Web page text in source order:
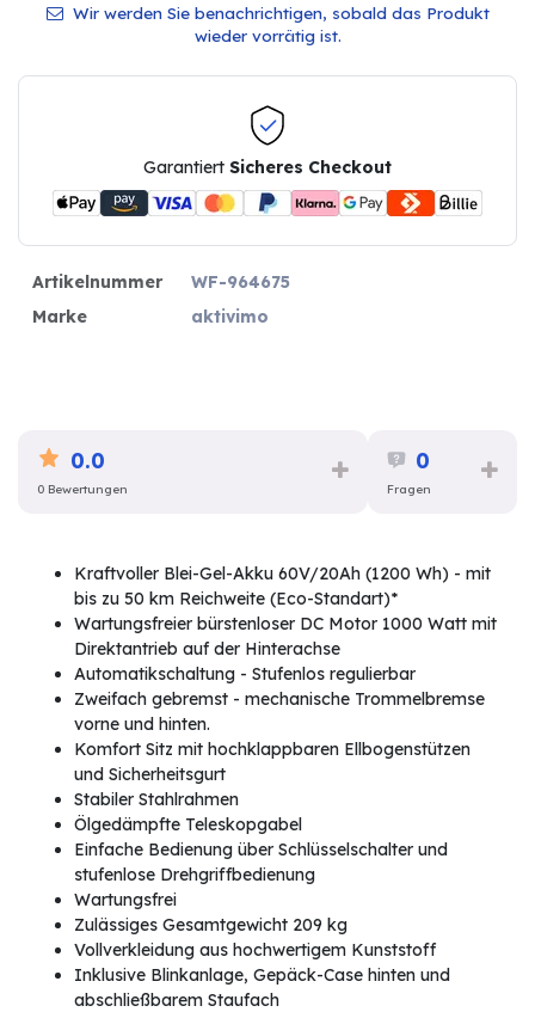
Wir werden Sie benachrichtigen, sobald das Produkt
wieder vorrätig ist.
Garantiert Sicheres Checkout
Artikelnummer
WF-964675
Marke
aktivimo
0.0
0 Bewertungen
0
Fragen
Kraftvoller Blei-Gel-Akku 60V/20Ah (1200 Wh) - mit
bis zu 50 km Reichweite (Eco-Standart)*
Wartungsfreier bürstenloser DC Motor 1000 Watt mit
Direktantrieb auf der Hinterachse
Automatikschaltung - Stufenlos regulierbar
Zweifach gebremst - mechanische Trommelbremse
vorne und hinten.
Komfort Sitz mit hochklappbaren Ellbogenstützen
und Sicherheitsgurt
Stabiler Stahlrahmen
Ölgedämpfte Teleskopgabel
Einfache Bedienung über Schlüsselschalter und
stufenlose Drehgriffbedienung
Wartungsfrei
Zulässiges Gesamtgewicht 209 kg
Vollverkleidung aus hochwertigem Kunststoff
Inklusive Blinkanlage, Gepäck-Case hinten und
abschließbarem Staufach